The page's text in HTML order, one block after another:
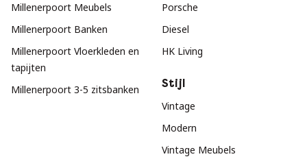
Millenerpoort Meubels
Millenerpoort Banken
Millenerpoort Vloerkleden en
tapijten
Millenerpoort 3-5 zitsbanken
Porsche
Diesel
HK Living
Stijl
Vintage
Modern
Vintage Meubels